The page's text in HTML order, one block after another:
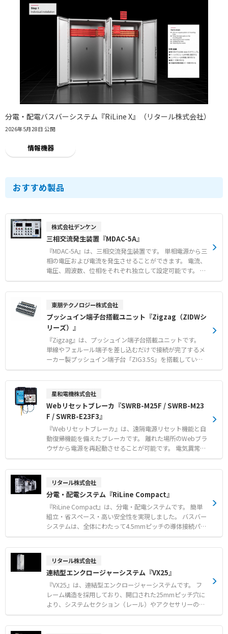
分電・配電バスバーシステム『RiLine X』（リタール株式会社）
2026年5月28日 公開
情報機器
おすすめ製品
株式会社デンケン
三相交流発生装置『MDAC-5A』
『MDAC-5A』は、三相交流発生装置です。 単相電源から三
相の電圧および電流を発生させることができます。 電流、
電圧、周波数、位相をそれぞれ独立して設定可能です。 操
作性に優れており、取扱いが非常に簡単です。 キュービク
ルに設置する計器類の動作確認、配線確認を容易に行えま
の試験にも対応しています。 本体は約22kgと軽量かつコ
ンパクトな設計で、試験工程の時間短縮を実現します。
【特徴】 ●電流・電圧・周波数・位相をそれぞれ独立して
設定可能な優れた操作性 ●重量約22kgを達成した持ち運
びに便利な軽量コンパクト設計 ●校正やループチェックの
手間を減らし試験工程の時間短縮を実現 【用途・事例】
●キュービクルの計器類の動作確認 ●電力量計の対向試験
東朋テクノロジー株式会社
プッシュイン端子台搭載ユニット『Zigzag（ZIDWシ
リーズ）』
『Zigzag』は、プッシュイン端子台搭載ユニットです。
単線やフェルール端子を差し込むだけで接続が完了するメ
ーカー製プッシュイン端子台「ZIG3.5S」を搭載していま
す。 端子間ピッチ3.5mmながら直径4mmの差込口を千鳥
配置することにより、スリーブ付きフェルール端子で1.5m
た中継コネクタ端子台「ZIDWシリーズ」、スリムな24m
m幅の4点リレーターミナル「ZIFR4シリーズ」、12点2回
路と24点1回路の2タイプを用意したコモン端子台「ZI-CO
Mシリーズ」をラインアップしています。 すべてのシリー
ズが35mmのDINレール取付に対応しています。 【特徴】
●単線やフェルール端子を差し込むだけで結線できるプッ
シュイン方式 ●端子ピッチ3.5mmの省スペース性と千鳥
●各社PLCやサーボアンプなどとのコネクタ接続中継 ●キ
ーエンスKVシリーズのI/Oカードへの接続 ●35mmのDIN
レール取付による省スペースな配置
星和電機株式会社
Webリセットブレーカ『SWRB-M25F / SWRB-M23
F / SWRB-E23F3』
『Webリセットブレーカ』は、遠隔電源リセット機能と自
動復帰機能を備えたブレーカです。 離れた場所のWebブラ
ウザから電源を再起動させることが可能です。 電気異常に
よりブレーカが遮断しても自動的に電源を再投入します。
復旧作業を現地へ移動することなく遠隔で行えるため、作
ます。 有線LANおよび無線通信（LTE）の両方式に対応し
ており、設置環境を選びません。 使用環境は-15℃から6
0℃まで対応し、筐体に入れることで屋外設置も可能で
す。 【特徴】 ●Webブラウザから離れた場所の電源を再
起動できる遠隔電源リセット機能 ●電気異常によるブレー
カ遮断時に自動で電源を再投入する自動復帰機能 ●有線LA
Nと無線通信（LTE）の両方式に対応し設置環境を選ばない
サーモカメラの遠隔電源リセット ●コインパーキングにお
けるパーキングエリア内の分電盤の電源リセット ●筐体へ
格納することによる温度変化のある屋外環境への設置
リタール株式会社
分電・配電システム『RiLine Compact』
『RiLine Compact』は、分電・配電システムです。 簡単
組立・省スペース・高い安全性を実現しました。 バスバー
システムは、全体にわたって4.5mmピッチの導体接続パタ
ーンを持つ回路基板導体を内蔵したボードがベースとなっ
ています。 工具が不要で簡単に組み立てられます。 オープ
器の選定が可能です。 IEC 61439およびUL 508の規格要求
事項に適合しています。 【特徴】 ●160A対応の制御設備
用コンパクト構造 ●従来配線よりも短時間かつ省スペース
での盤構築 ●フィンガープロテクト構造を採用した高い安
全性 【用途・事例】 ●各種産業機械の制御盤 ●省スペー
ス化が求められる装置メーカーの盤 ●海外規格（IECやU
L）対応が求められる輸出用制御盤
リタール株式会社
連結型エンクロージャーシステム『VX25』
『VX25』は、連結型エンクロージャーシステムです。 フ
レーム構造を採用しており、開口された25mmピッチ穴に
より、システムセクション（レール）やアクセサリーの自
由な配置とスペースの有効活用を実現します。 対称的なフ
レーム設計によりすべての側面からのアクセスが可能で、